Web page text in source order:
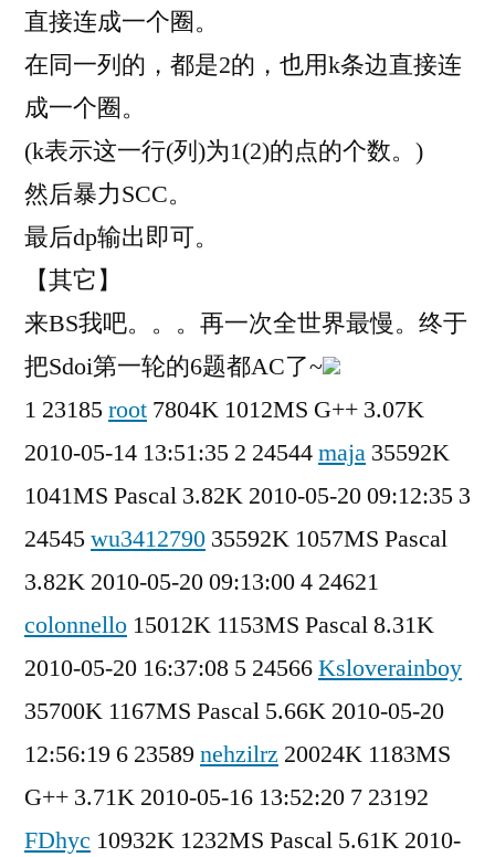
直接连成一个圈。
在同一列的，都是2的，也用k条边直接连
成一个圈。
(k表示这一行(列)为1(2)的点的个数。)
然后暴力SCC。
最后dp输出即可。
【其它】
来BS我吧。。。再一次全世界最慢。终于
把Sdoi第一轮的6题都AC了~
1 23185root 7804K 1012MS G++ 3.07K
2010-05-14 13:51:35 2 24544maja 35592K
1041MS Pascal 3.82K 2010-05-20 09:12:35 3
24545wu3412790 35592K 1057MS Pascal
3.82K 2010-05-20 09:13:00 4 24621
colonnello 15012K 1153MS Pascal 8.31K
2010-05-20 16:37:08 5 24566Ksloverainboy
35700K 1167MS Pascal 5.66K 2010-05-20
12:56:19 6 23589 nehzilrz 20024K 1183MS
G++ 3.71K 2010-05-16 13:52:20 7 23192
FDhyc 10932K 1232MS Pascal 5.61K 2010-